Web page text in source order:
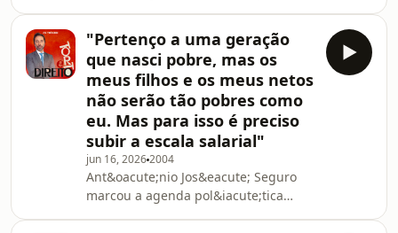
PRR, o comentador com
extrema. Em Portugal, a
posi&ccedil;&atilde;o dos tr&ecirc;s
maiores partidos na
vota&ccedil;&atilde;o da
Presta&ccedil;&atilde;o Social
&Uacute;nica d&aacute; que falar e a
controversa Lei da Mem&oacute;ria
Democr&aacute;tica de Pedro
S&aacute;nchez &eacute; acusada de
"Pertenço a uma geração
que nasci pobre, mas os
meus filhos e os meus netos
não serão tão pobres como
eu. Mas para isso é preciso
subir a escala salarial"
jun 16, 20262004
Ant&oacute;nio Jos&eacute; Seguro
marcou a agenda pol&iacute;tica